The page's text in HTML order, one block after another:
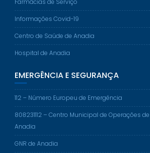
Farmácias de Serviço
Informações Covid-19
Centro de Saúde de Anadia
Hospital de Anadia
EMERGÊNCIA E SEGURANÇA
112 – Número Europeu de Emergência
808231112 – Centro Municipal de Operações
Anadia
GNR de Anadia